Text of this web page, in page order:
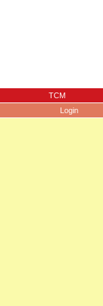
TCM
Login